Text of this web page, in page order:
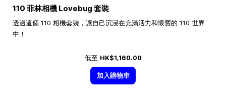
110 菲林相機 Lovebug 套裝
透過這個 110 相機套裝，讓自己沉浸在充滿活力和懷舊的 110 世界
中！
低至 HK$1,160.00
加入購物車